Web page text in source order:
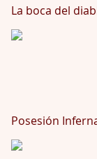
La boca del
Posesión